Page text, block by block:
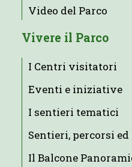
Video del Parco
Vivere il Parco
I Centri visitatori
Eventi e iniziative
I sentieri tematici
Sentieri, percorsi
Il Balcone